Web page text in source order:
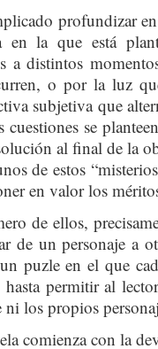
profundizar
en la que está
a distintos
o por la luz
subjetiva que
cuestiones se
al final de la
de estos
en valor los
de ellos,
de un personaje a
puzle en el que
hasta permitir al
ni los propios
comienza con la